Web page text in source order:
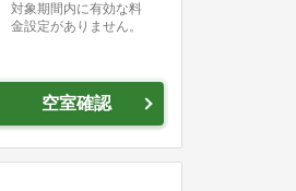
対象期間内に有効な料
金設定がありません。
空室確認